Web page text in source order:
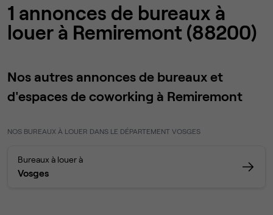
1 annonces de bureaux à
louer à Remiremont (88200)
Nos autres annonces de bureaux et
d'espaces de coworking à Remiremont
NOS BUREAUX À LOUER DANS LE DÉPARTEMENT VOSGES
Bureaux à louer à
Vosges